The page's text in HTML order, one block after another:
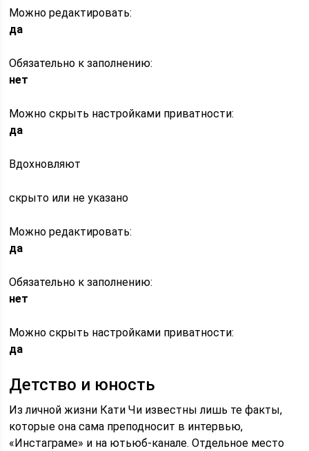
Можно редактировать:
да
Обязательно к заполнению:
нет
Можно скрыть настройками приватности:
да
Вдохновляют
скрыто или не указано
Можно редактировать:
да
Обязательно к заполнению:
нет
Можно скрыть настройками приватности:
да
Детство и юность
Из личной жизни Кати Чи известны лишь те факты,
которые она сама преподносит в интервью,
«Инстаграме» и на ютьюб-канале. Отдельное место